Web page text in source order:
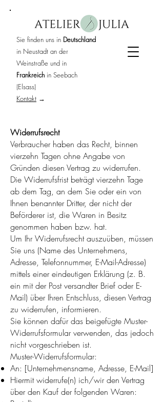
Sie finden uns in Deutschland
in Neustadt an der
Weinstraße und in
Frankreich in Seebach
(Elsass)
Kontakt →
Widerrufsrecht
Verbraucher haben das Recht, binnen
vierzehn Tagen ohne Angabe von
Gründen diesen Vertrag zu widerrufen.
Die Widerrufsfrist beträgt vierzehn Tage
ab dem Tag, an dem Sie oder ein von
Ihnen benannter Dritter, der nicht der
Beförderer ist, die Waren in Besitz
genommen haben bzw. hat.
Um Ihr Widerrufsrecht auszuüben, müssen
Sie uns (Name des Unternehmens,
Adresse, Telefonnummer, E-Mail-Adresse)
mittels einer eindeutigen Erklärung (z. B.
ein mit der Post versandter Brief oder E-
Mail) über Ihren Entschluss, diesen Vertrag
zu widerrufen, informieren.
Sie können dafür das beigefügte Muster-
Widerrufsformular verwenden, das jedoch
nicht vorgeschrieben ist.
Muster-Widerrufsformular:
An: [Unternehmensname, Adresse, E-Mail]
Hiermit widerrufe(n) ich/wir den Vertrag
über den Kauf der folgenden Waren: